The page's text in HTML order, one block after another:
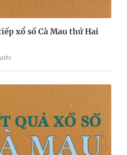
xổ số Cà Mau thứ Hai